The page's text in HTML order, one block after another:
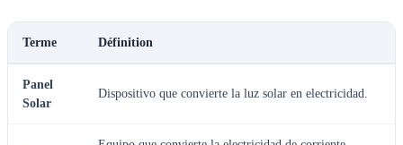
Terme Définition
Panel
Solar
Dispositivo que convierte la luz solar en electricidad.